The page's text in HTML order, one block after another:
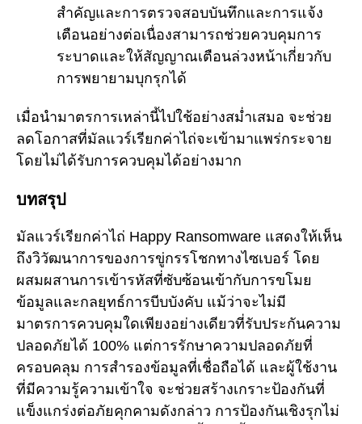
สำคัญและการตรวจสอบบันทึกและการแจ้ง
เตือนอย่างต่อเนื่องสามารถช่วยควบคุมการ
ระบาดและให้สัญญาณเตือนล่วงหน้าเกี่ยวกับ
การพยายามบุกรุกได้
เมื่อนำมาตรการเหล่านี้ไปใช้อย่างสม่ำเสมอ จะช่วย
ลดโอกาสที่มัลแวร์เรียกค่าไถ่จะเข้ามาแพร่กระจาย
โดยไม่ได้รับการควบคุมได้อย่างมาก
บทสรุป
มัลแวร์เรียกค่าไถ่ Happy Ransomware แสดงให้เห็น
ถึงวิวัฒนาการของการขู่กรรโชกทางไซเบอร์ โดย
ผสมผสานการเข้ารหัสที่ซับซ้อนเข้ากับการขโมย
ข้อมูลและกลยุทธ์การบีบบังคับ แม้ว่าจะไม่มี
มาตรการควบคุมใดเพียงอย่างเดียวที่รับประกันความ
ปลอดภัยได้ 100% แต่การรักษาความปลอดภัยที่
ครอบคลุม การสำรองข้อมูลที่เชื่อถือได้ และผู้ใช้งาน
ที่มีความรู้ความเข้าใจ จะช่วยสร้างเกราะป้องกันที่
แข็งแกร่งต่อภัยคุกคามดังกล่าว การป้องกันเชิงรุกไม่